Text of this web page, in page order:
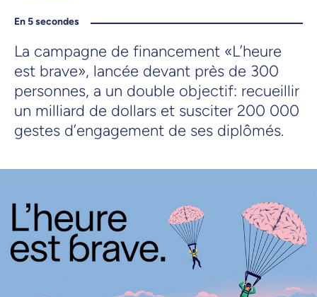
En 5 secondes
La campagne de financement «L’heure
est brave», lancée devant près de 300
personnes, a un double objectif: recueillir
un milliard de dollars et susciter 200 000
gestes d’engagement de ses diplômés.